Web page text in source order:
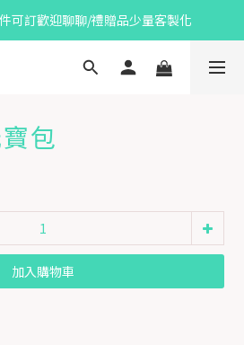
可訂歡迎聊聊/禮贈品少量客製化
包
加入購物車